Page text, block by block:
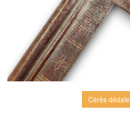
Cérès dédale